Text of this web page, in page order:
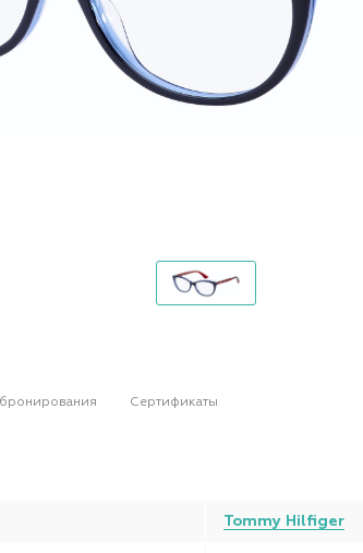
Сертификаты
Tommy Hilfiger